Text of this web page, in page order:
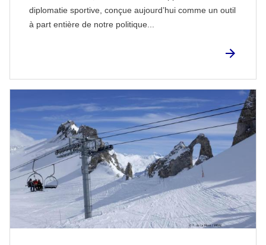
diplomatie sportive, conçue aujourd’hui comme un outil
à part entière de notre politique...